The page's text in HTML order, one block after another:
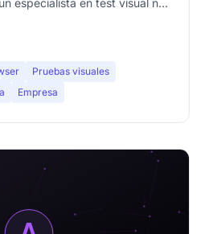
especialista en test visual no-
Pruebas visuales
Empresa